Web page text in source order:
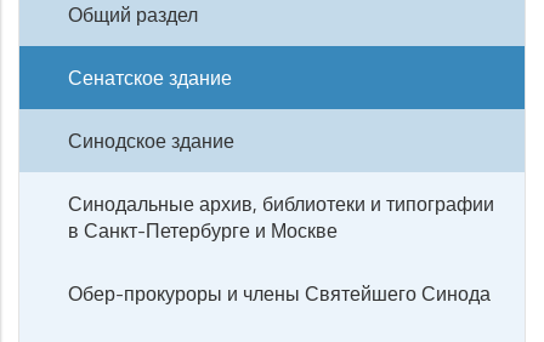
Общий раздел
Сенатское здание
Синодское здание
Синодальные архив, библиотеки и типографии
в Санкт-Петербурге и Москве
Обер-прокуроры и члены Святейшего Синода